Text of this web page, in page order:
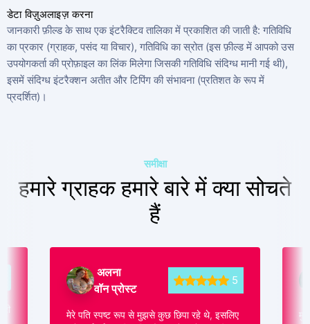
डेटा विज़ुअलाइज़ करना
जानकारी फ़ील्ड के साथ एक इंटरैक्टिव तालिका में प्रकाशित की जाती है: गतिविधि
का प्रकार (ग्राहक, पसंद या विचार), गतिविधि का स्रोत (इस फ़ील्ड में आपको उस
उपयोगकर्ता की प्रोफ़ाइल का लिंक मिलेगा जिसकी गतिविधि संदिग्ध मानी गई थी),
इसमें संदिग्ध इंटरैक्शन अतीत और टिपिंग की संभावना (प्रतिशत के रूप में
प्रदर्शित)।
समीक्षा
हमारे ग्राहक हमारे बारे में क्या सोचते
हैं
अलना
वॉन प्रोस्ट
5
मेरे पति स्पष्ट रूप से मुझसे कुछ छिपा रहे थे, इसलिए